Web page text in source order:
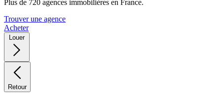
Plus de 720 agences immobilières en France.
Trouver une agence
Acheter
Louer
Retour